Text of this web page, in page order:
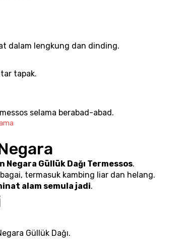
dalam lengkung dan dinding.
tapak.
selama berabad-abad.
Negara Güllük Dağı Termessos.
termasuk kambing liar dan helang.
alam semula jadi.
Güllük Dağı.